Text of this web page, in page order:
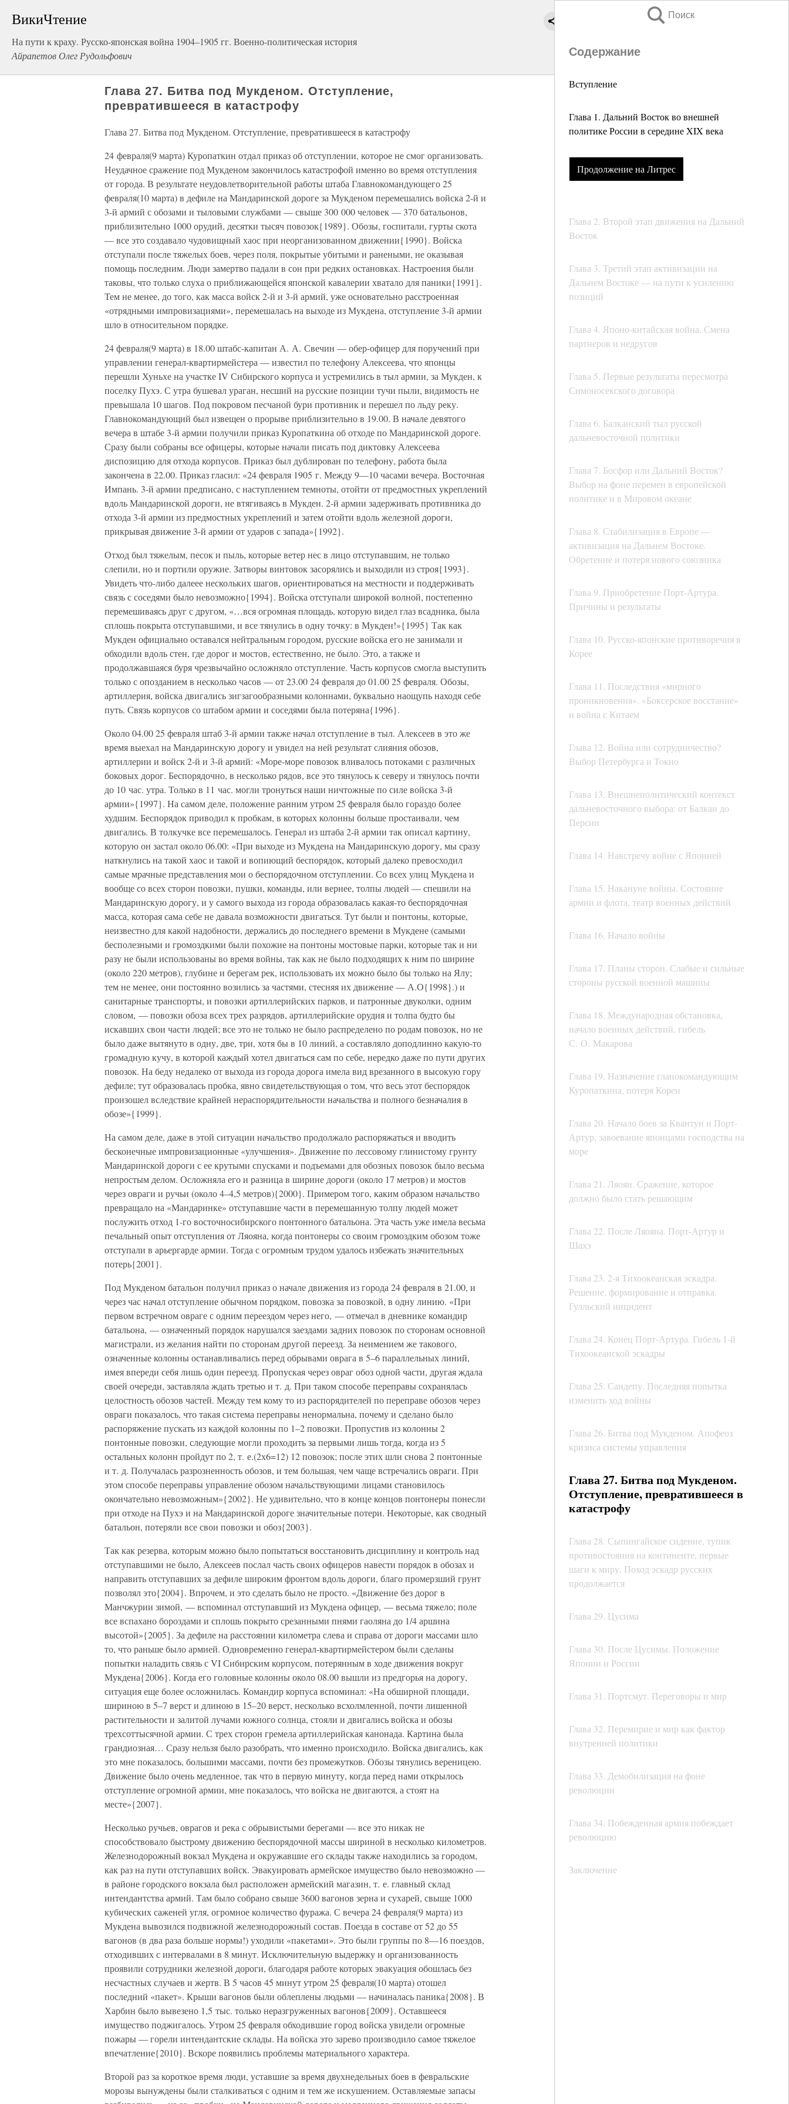
ВикиЧтение
На пути к краху. Русско-японская война 1904–1905 гг. Военно-политическая история
Айрапетов Олег Рудольфович
Поиск
Содержание
Вступление
Глава 1. Дальний Восток во внешней
политике России в середине XIX века
Продолжение на Литрес
Глава 2. Второй этап движения на Дальний
Восток
Глава 3. Третий этап активизации на
Дальнем Востоке — на пути к усилению
позиций
Глава 4. Японо-китайская война. Смена
партнеров и недругов
Глава 5. Первые результаты пересмотра
Симоносекского договора
Глава 6. Балканский тыл русской
дальневосточной политики
Глава 7. Босфор или Дальний Восток?
Выбор на фоне перемен в европейской
политике и в Мировом океане
Глава 8. Стабилизация в Европе —
активизация на Дальнем Востоке.
Обретение и потеря нового союзника
Глава 9. Приобретение Порт-Артура.
Причины и результаты
Глава 10. Русско-японские противоречия в
Корее
Глава 11. Последствия «мирного
проникновения». «Боксерское восстание»
и война с Китаем
Глава 12. Война или сотрудничество?
Выбор Петербурга и Токио
Глава 13. Внешнеполитический контекст
дальневосточного выбора: от Балкан до
Персии
Глава 14. Навстречу войне с Японией
Глава 15. Накануне войны. Состояние
армии и флота, театр военных действий
Глава 16. Начало войны
Глава 17. Планы сторон. Слабые и сильные
стороны русской военной машины
Глава 18. Международная обстановка,
начало военных действий, гибель
С. О. Макарова
Глава 19. Назначение гланокомандующим
Куропаткина, потеря Кореи
Глава 20. Начало боев за Квантун и Порт-
Артур, завоевание японцами господства на
море
Глава 21. Ляоян. Сражение, которое
должно было стать решающим
Глава 22. После Ляояна. Порт-Артур и
Шахэ
Глава 23. 2-я Тихоокеанская эскадра.
Решение, формирование и отправка.
Гулльский инцидент
Глава 24. Конец Порт-Артура. Гибель 1-й
Тихоокеанской эскадры
Глава 25. Сандепу. Последняя попытка
изменить ход войны
Глава 26. Битва под Мукденом. Апофеоз
кризиса системы управления
Глава 27. Битва под Мукденом.
Отступление, превратившееся в
катастрофу
Глава 28. Сыпингайское сидение, тупик
противостояния на континенте, первые
шаги к миру. Поход эскадр русских
продолжается
Глава 29. Цусима
Глава 30. После Цусимы. Положение
Японии и России
Глава 31. Портсмут. Переговоры и мир
Глава 32. Перемирие и мир как фактор
внутренней политики
Глава 33. Демобилизация на фоне
революции
Глава 34. Побежденная армия побеждает
революцию
Заключение
Глава 27. Битва под Мукденом. Отступление,
превратившееся в катастрофу
Глава 27. Битва под Мукденом. Отступление, превратившееся в катастрофу
24 февраля(9 марта) Куропаткин отдал приказ об отступлении, которое не смог организовать.
Неудачное сражение под Мукденом закончилось катастрофой именно во время отступления
от города. В результате неудовлетворительной работы штаба Главнокомандующего 25
февраля(10 марта) в дефиле на Мандаринской дороге за Мукденом перемешались войска 2-й и
3-й армий с обозами и тыловыми службами — свыше 300 000 человек — 370 батальонов,
приблизительно 1000 орудий, десятки тысяч повозок{1989}. Обозы, госпитали, гурты скота
— все это создавало чудовищный хаос при неорганизованном движении{1990}. Войска
отступали после тяжелых боев, через поля, покрытые убитыми и ранеными, не оказывая
помощь последним. Люди замертво падали в сон при редких остановках. Настроения были
таковы, что только слуха о приближающейся японской кавалерии хватало для паники{1991}.
Тем не менее, до того, как масса войск 2-й и 3-й армий, уже основательно расстроенная
«отрядными импровизациями», перемешалась на выходе из Мукдена, отступление 3-й армии
шло в относительном порядке.
24 февраля(9 марта) в 18.00 штабс-капитан А. А. Свечин — обер-офицер для поручений при
управлении генерал-квартирмейстера — известил по телефону Алексеева, что японцы
перешли Хуньхе на участке IV Сибирского корпуса и устремились в тыл армии, за Мукден, к
поселку Пухэ. С утра бушевал ураган, несший на русские позиции тучи пыли, видимость не
превышала 10 шагов. Под покровом песчаной бури противник и перешел по льду реку.
Главнокомандующий был извещен о прорыве приблизительно в 19.00. В начале девятого
вечера в штабе 3-й армии получили приказ Куропаткина об отходе по Мандаринской дороге.
Сразу были собраны все офицеры, которые начали писать под диктовку Алексеева
диспозицию для отхода корпусов. Приказ был дублирован по телефону, работа была
закончена в 22.00. Приказ гласил: «24 февраля 1905 г. Между 9—10 часами вечера. Восточная
Импань. 3-й армии предписано, с наступлением темноты, отойти от предмостных укреплений
вдоль Мандаринской дороги, не втягиваясь в Мукден. 2-й армии задерживать противника до
отхода 3-й армии из предмостных укреплений и затем отойти вдоль железной дороги,
прикрывая движение 3-й армии от ударов с запада»{1992}.
Отход был тяжелым, песок и пыль, которые ветер нес в лицо отступавшим, не только
слепили, но и портили оружие. Затворы винтовок засорялись и выходили из строя{1993}.
Увидеть что-либо далеее нескольких шагов, ориентироваться на местности и поддерживать
связь с соседями было невозможно{1994}. Войска отступали широкой волной, постепенно
перемешиваясь друг с другом, «…вся огромная площадь, которую видел глаз всадника, была
сплошь покрыта отступавшими, и все тянулись в одну точку: в Мукден!»{1995} Так как
Мукден официально оставался нейтральным городом, русские войска его не занимали и
обходили вдоль стен, где дорог и мостов, естественно, не было. Это, а также и
продолжавшаяся буря чрезвычайно осложняло отступление. Часть корпусов смогла выступить
только с опозданием в несколько часов — от 23.00 24 февраля до 01.00 25 февраля. Обозы,
артиллерия, войска двигались зигзагообразными колоннами, буквально наощупь находя себе
путь. Связь корпусов со штабом армии и соседями была потеряна{1996}.
Около 04.00 25 февраля штаб 3-й армии также начал отступление в тыл. Алексеев в это же
время выехал на Мандаринскую дорогу и увидел на ней результат слияния обозов,
артиллерии и войск 2-й и 3-й армий: «Море-море повозок вливалось потоками с различных
боковых дорог. Беспорядочно, в несколько рядов, все это тянулось к северу и тянулось почти
до 10 час. утра. Только в 11 час. могли тронуться наши ничтожные по силе войска 3-й
армии»{1997}. На самом деле, положение ранним утром 25 февраля было гораздо более
худшим. Беспорядок приводил к пробкам, в которых колонны больше простаивали, чем
двигались. В толкучке все перемешалось. Генерал из штаба 2-й армии так описал картину,
которую он застал около 06.00: «При выходе из Мукдена на Мандаринскую дорогу, мы сразу
наткнулись на такой хаос и такой и вопиющий беспорядок, который далеко превосходил
самые мрачные представления мои о беспорядочном отступлении. Со всех улиц Мукдена и
вообще со всех сторон повозки, пушки, команды, или вернее, толпы людей — спешили на
Мандаринскую дорогу, и у самого выхода из города образовалась какая-то беспорядочная
масса, которая сама себе не давала возможности двигаться. Тут были и понтоны, которые,
неизвестно для какой надобности, держались до последнего времени в Мукдене (самыми
бесполезными и громоздкими были похожие на понтоны мостовые парки, которые так и ни
разу не были использованы во время войны, так как не было подходящих к ним по ширине
(около 220 метров), глубине и берегам рек, использовать их можно было бы только на Ялу;
тем не менее, они постоянно возились за частями, стесняя их движение — А.О{1998}.) и
санитарные транспорты, и повозки артиллерийских парков, и патронные двуколки, одним
словом, — повозки обоза всех трех разрядов, артиллерийские орудия и толпа будто бы
искавших свои части людей; все это не только не было распределено по родам повозок, но не
было даже вытянуто в одну, две, три, хотя бы в 10 линий, а составляло доподлинно какую-то
громадную кучу, в которой каждый хотел двигаться сам по себе, нередко даже по пути других
повозок. На беду недалеко от выхода из города дорога имела вид врезанного в высокую гору
дефиле; тут образовалась пробка, явно свидетельствующая о том, что весь этот беспорядок
произошел вследствие крайней нераспорядительности начальства и полного безначалия в
обозе»{1999}.
На самом деле, даже в этой ситуации начальство продолжало распоряжаться и вводить
бесконечные импровизационные «улучшения». Движение по лессовому глинистому грунту
Мандаринской дороги с ее крутыми спусками и подъемами для обозных повозок было весьма
непростым делом. Осложняла его и разница в ширине дороги (около 17 метров) и мостов
через овраги и ручьи (около 4–4,5 метров){2000}. Примером того, каким образом начальство
превращало на «Мандаринке» отступавшие части в перемешанную толпу людей может
послужить отход 1-го восточносибирского понтонного батальона. Эта часть уже имела весьма
печальный опыт отступления от Ляояна, когда понтонеры со своим громоздким обозом тоже
отступали в арьергарде армии. Тогда с огромным трудом удалось избежать значительных
потерь{2001}.
Под Мукденом батальон получил приказ о начале движения из города 24 февраля в 21.00, и
через час начал отступление обычном порядком, повозка за повозкой, в одну линию. «При
первом встречном овраге с одним переездом через него, — отмечал в дневнике командир
батальона, — означенный порядок нарушался заездами задних повозок по сторонам основной
магистрали, из желания найти по сторонам другой переезд. За неимением же такового,
означенные колонны останавливались перед обрывами оврага в 5–6 параллельных линий,
имея впереди себя лишь один переезд. Пропуская через овраг обоз одной части, другая ждала
своей очереди, заставляла ждать третью и т. д. При таком способе переправы сохранялась
целостность обозов частей. Между тем кому то из распорядителей по переправе обозов через
овраги показалось, что такая система переправы ненормальна, почему и сделано было
распоряжение пускать из каждой колонны по 1–2 повозки. Пропустив из колонны 2
понтонные повозки, следующие могли проходить за первыми лишь тогда, когда из 5
остальных колонн пройдут по 2, т. е.(2х6=12) 12 повозок; после этих шли снова 2 понтонные
и т. д. Получалась разрозненность обозов, и тем большая, чем чаще встречались овраги. При
этом способе переправы управление обозом начальствующими лицами становилось
окончательно невозможным»{2002}. Не удивительно, что в конце концов понтонеры понесли
при отходе на Пухэ и на Мандаринской дороге значительные потери. Некоторые, как сводный
батальон, потеряли все свои повозки и обоз{2003}.
Так как резерва, которым можно было попытаться восстановить дисциплину и контроль над
отступавшими не было, Алексеев послал часть своих офицеров навести порядок в обозах и
направить отступавших за дефиле широким фронтом вдоль дороги, благо промерзший грунт
позволял это{2004}. Впрочем, и это сделать было не просто. «Движение без дорог в
Манчжурии зимой, — вспоминал отступавший из Мукдена офицер, — весьма тяжело; поле
все вспахано бороздами и сплошь покрыто срезанными пнями гаоляна до 1/4 аршина
высотой»{2005}. За дефиле на расстоянии километра слева и справа от дороги массами шло
то, что раньше было армией. Одновременно генерал-квартирмейстером были сделаны
попытки наладить связь с VI Сибирским корпусом, потерянным в ходе движения вокруг
Мукдена{2006}. Когда его головные колонны около 08.00 вышли из предгорья на дорогу,
ситуация еще более осложнилась. Командир корпуса вспоминал: «На обширной площади,
шириною в 5–7 верст и длиною в 15–20 верст, несколько всхолмленной, почти лишенной
растительности и залитой лучами южного солнца, стояли и двигались войска и обозы
трехсоттысячной армии. С трех сторон гремела артиллерийская канонада. Картина была
грандиозная… Сразу нельзя было разобрать, что именно происходило. Войска двигались, как
это мне показалось, большими массами, почти без промежутков. Обозы тянулись вереницею.
Движение было очень медленное, так что в первую минуту, когда перед нами открылось
отступление огромной армии, мне показалось, что войска не двигаются, а стоят на
месте»{2007}.
Несколько ручьев, оврагов и река с обрывистыми берегами — все это никак не
способствовало быстрому движению беспорядочной массы шириной в несколько километров.
Железнодорожный вокзал Мукдена и окружавшие его склады также находились за городом,
как раз на пути отступавших войск. Эвакуировать армейское имущество было невозможно —
в районе городского вокзала был расположен армейский магазин, т. е. главный склад
интендантства армий. Там было собрано свыше 3600 вагонов зерна и сухарей, свыше 1000
кубических саженей угля, огромное количество фуража. С вечера 24 февраля(9 марта) из
Мукдена вывозился подвижной железнодорожный состав. Поезда в составе от 52 до 55
вагонов (в два раза больше нормы!) уходили «пакетами». Это были группы по 8—16 поездов,
отходивших с интервалами в 8 минут. Исключительную выдержку и организованность
проявили сотрудники железной дороги, благодаря работе которых эвакуация обошлась без
несчастных случаев и жертв. В 5 часов 45 минут утром 25 февраля(10 марта) отошел
последний «пакет». Крыши вагонов были облеплены людьми — начиналась паника{2008}. В
Харбин было вывезено 1,5 тыс. только неразгруженных вагонов{2009}. Оставшееся
имущество поджигалось. Утром 25 февраля обходившие город войска увидели огромные
пожары — горели интендантские склады. На войска это зарево производило самое тяжелое
впечатление{2010}. Вскоре появились проблемы материального характера.
Второй раз за короткое время люди, уставшие за время двухнедельных боев в февральские
морозы вынуждены были сталкиваться с одним и тем же искушением. Оставляемые запасы